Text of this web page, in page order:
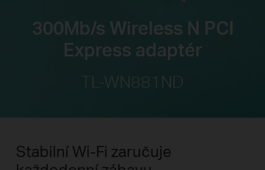
300Mb/s Wireless N PCI
Express adaptér
TL-WN881ND
Stabilní Wi-Fi zaručuje